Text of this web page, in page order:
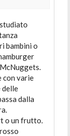
bambini o
con varie
delle
dalla
o un frutto.